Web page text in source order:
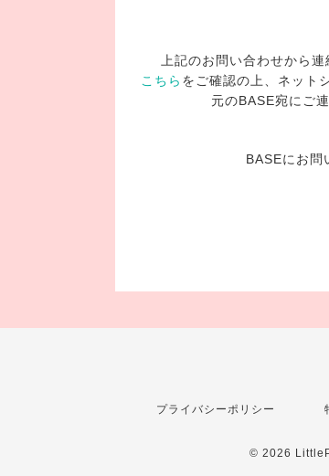
上記のお問い合わせから
こちら をご確認の上、ネット
元のBASE宛にご
BASEにお問
プライバシーポリシー
© 2026